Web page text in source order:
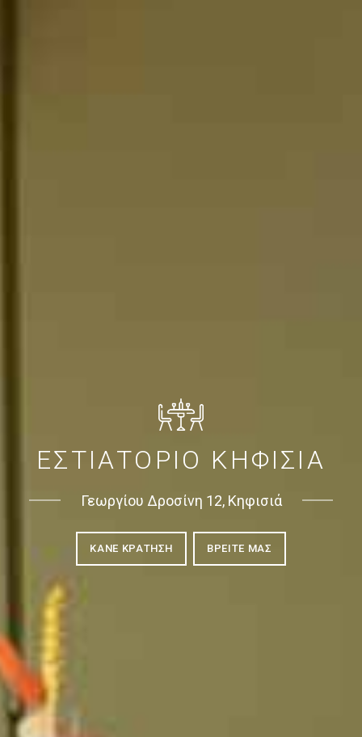
ΕΣΤΙΑΤΟΡΙΟ ΚΗΦΙΣΙΑ
Γεωργίου Δροσίνη 12, Κηφισιά
ΚΑΝΕ ΚΡΑΤΗΣΗ ΒΡΕΙΤΕ ΜΑΣ